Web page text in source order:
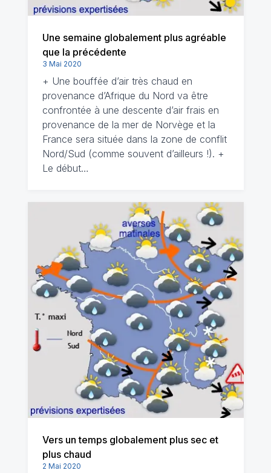
Une semaine globalement plus agréable
que la précédente
3 Mai 2020
+ Une bouffée d’air très chaud en
provenance d’Afrique du Nord va être
confrontée à une descente d’air frais en
provenance de la mer de Norvège et la
France sera située dans la zone de conflit
Nord/Sud (comme souvent d’ailleurs !). +
Le début…
Vers un temps globalement plus sec et
plus chaud
2 Mai 2020